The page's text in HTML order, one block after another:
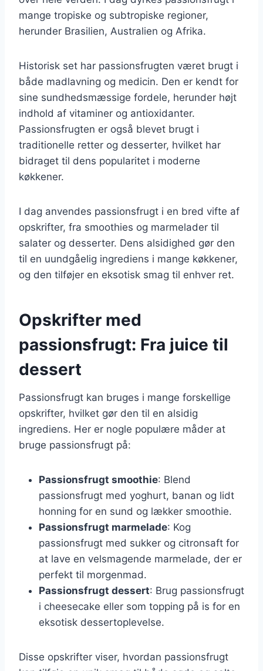
mange tropiske og subtropiske regioner,
herunder Brasilien, Australien og Afrika.
Historisk set har passionsfrugten været brugt i
både madlavning og medicin. Den er kendt for
sine sundhedsmæssige fordele, herunder højt
indhold af vitaminer og antioxidanter.
Passionsfrugten er også blevet brugt i
traditionelle retter og desserter, hvilket har
bidraget til dens popularitet i moderne
køkkener.
I dag anvendes passionsfrugt i en bred vifte af
opskrifter, fra smoothies og marmelader til
salater og desserter. Dens alsidighed gør den
til en uundgåelig ingrediens i mange køkkener,
og den tilføjer en eksotisk smag til enhver ret.
Opskrifter med
passionsfrugt: Fra juice til
dessert
Passionsfrugt kan bruges i mange forskellige
opskrifter, hvilket gør den til en alsidig
ingrediens. Her er nogle populære måder at
bruge passionsfrugt på:
Passionsfrugt smoothie: Blend
passionsfrugt med yoghurt, banan og lidt
honning for en sund og lækker smoothie.
Passionsfrugt marmelade: Kog
passionsfrugt med sukker og citronsaft for
at lave en velsmagende marmelade, der er
perfekt til morgenmad.
Passionsfrugt dessert: Brug passionsfrugt
i cheesecake eller som topping på is for en
eksotisk dessertoplevelse.
Disse opskrifter viser, hvordan passionsfrugt